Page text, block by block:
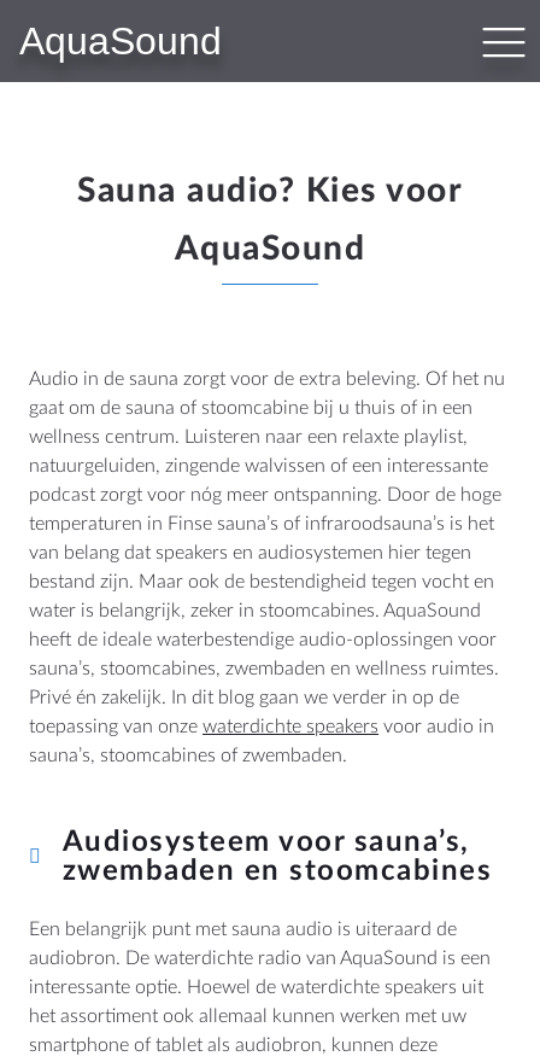
AquaSound
Sauna audio? Kies voor
AquaSound
Audio in de sauna zorgt voor de extra beleving. Of het nu
gaat om de sauna of stoomcabine bij u thuis of in een
wellness centrum. Luisteren naar een relaxte playlist,
natuurgeluiden, zingende walvissen of een interessante
podcast zorgt voor nóg meer ontspanning. Door de hoge
temperaturen in Finse sauna’s of infraroodsauna’s is het
van belang dat speakers en audiosystemen hier tegen
bestand zijn. Maar ook de bestendigheid tegen vocht en
water is belangrijk, zeker in stoomcabines. AquaSound
heeft de ideale waterbestendige audio-oplossingen voor
sauna’s, stoomcabines, zwembaden en wellness ruimtes.
Privé én zakelijk. In dit blog gaan we verder in op de
toepassing van onze waterdichte speakers voor audio in
sauna’s, stoomcabines of zwembaden.
Audiosysteem voor sauna’s,
zwembaden en stoomcabines
Een belangrijk punt met sauna audio is uiteraard de
audiobron. De waterdichte radio van AquaSound is een
interessante optie. Hoewel de waterdichte speakers uit
het assortiment ook allemaal kunnen werken met uw
smartphone of tablet als audiobron, kunnen deze
HULP
Contact
Handleidingen
Prijslijsten en Brochures
Algemene Voorwaarden
Cookiebeleid (EU)
WEBSHOP
Shop
Winkelwagen
MEER
Dealer Locator
Blog
PRODUCTEN
Bluetooth Audiosystemen
Subwoofer-Kit
Badkamer Speakers